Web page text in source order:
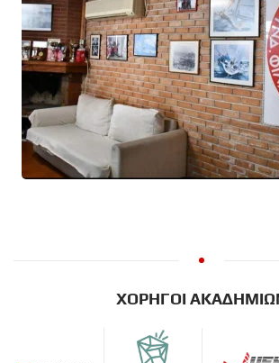
READ MORE
ΧΟΡΗΓΟΙ